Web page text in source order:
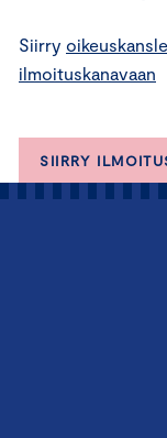
SIIRRY
Siirry
ilmoituskanavaan